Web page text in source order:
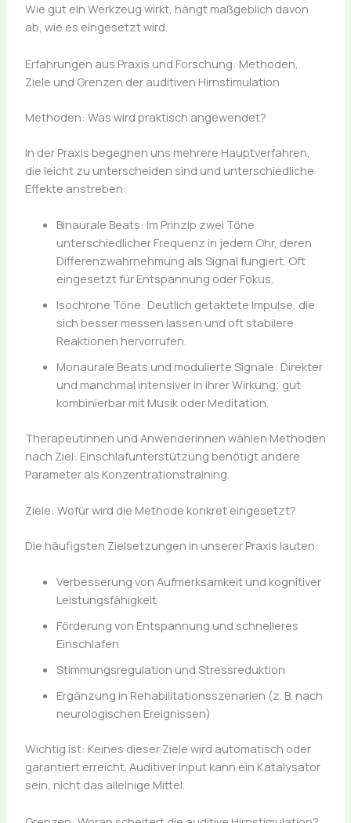
Wie gut ein Werkzeug wirkt, hängt maßgeblich davon
ab, wie es eingesetzt wird.
Erfahrungen aus Praxis und Forschung: Methoden,
Ziele und Grenzen der auditiven Hirnstimulation
Methoden: Was wird praktisch angewendet?
In der Praxis begegnen uns mehrere Hauptverfahren,
die leicht zu unterscheiden sind und unterschiedliche
Effekte anstreben:
Binaurale Beats: Im Prinzip zwei Töne
unterschiedlicher Frequenz in jedem Ohr, deren
Differenzwahrnehmung als Signal fungiert. Oft
eingesetzt für Entspannung oder Fokus.
Isochrone Töne: Deutlich getaktete Impulse, die
sich besser messen lassen und oft stabilere
Reaktionen hervorrufen.
Monaurale Beats und modulierte Signale: Direkter
und manchmal intensiver in ihrer Wirkung; gut
kombinierbar mit Musik oder Meditation.
Therapeutinnen und Anwenderinnen wählen Methoden
nach Ziel: Einschlafunterstützung benötigt andere
Parameter als Konzentrationstraining.
Ziele: Wofür wird die Methode konkret eingesetzt?
Die häufigsten Zielsetzungen in unserer Praxis lauten:
Verbesserung von Aufmerksamkeit und kognitiver
Leistungsfähigkeit
Förderung von Entspannung und schnelleres
Einschlafen
Stimmungsregulation und Stressreduktion
Ergänzung in Rehabilitationsszenarien (z. B. nach
neurologischen Ereignissen)
Wichtig ist: Keines dieser Ziele wird automatisch oder
garantiert erreicht. Auditiver Input kann ein Katalysator
sein, nicht das alleinige Mittel.